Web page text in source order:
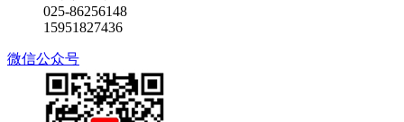
025-86256148
15951827436
微信公众号